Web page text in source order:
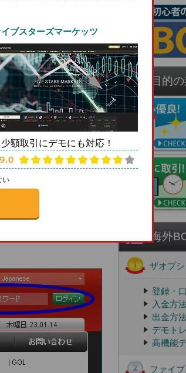
ブスターズマーケッツ
少額取引にデモにも対応！
い
ンス
ン後でなければ行
ありますが、ここで
の場合は最下部をご
目的
海外
ザオプ
登録・
入金方
出金方
デモト
高機能
ファイ